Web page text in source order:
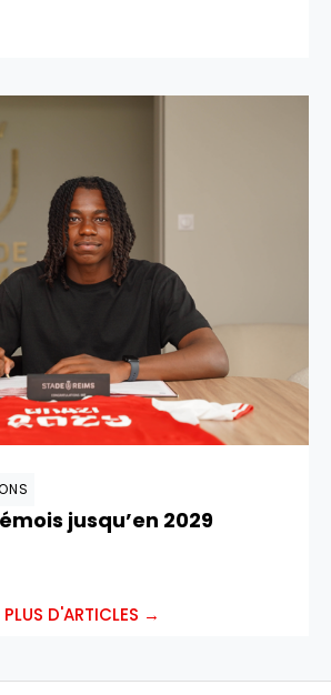
jusqu’en 2029
PLUS D'ARTICLES →